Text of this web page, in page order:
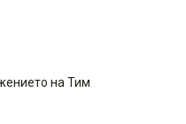
на Тим